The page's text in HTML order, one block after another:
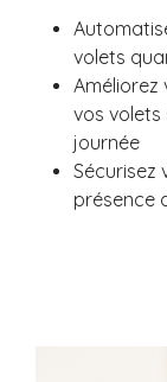
volets
vos volets
journée
Sécurisez
présence